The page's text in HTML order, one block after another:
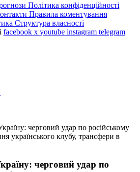
Політика конфіденційності
Правила коментування
Структура власності
facebook x youtube instagram telegram
черговий удар по російському
українського клубу, трансфери в
черговий удар по